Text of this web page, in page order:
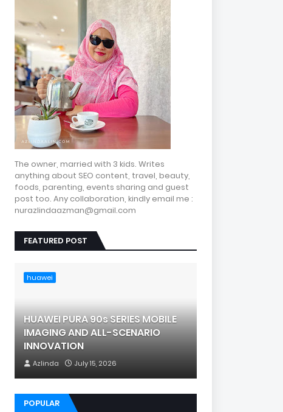
The owner, married with 3 kids. Writes
anything about SEO content, travel, beauty,
foods, parenting, events sharing and guest
post too. Any collaboration, kindly email me :
nurazlindaazman@gmail.com
FEATURED POST
huawei
HUAWEI PURA 90s SERIES MOBILE
IMAGING AND ALL-SCENARIO
INNOVATION
Azlinda July 15, 2026
POPULAR